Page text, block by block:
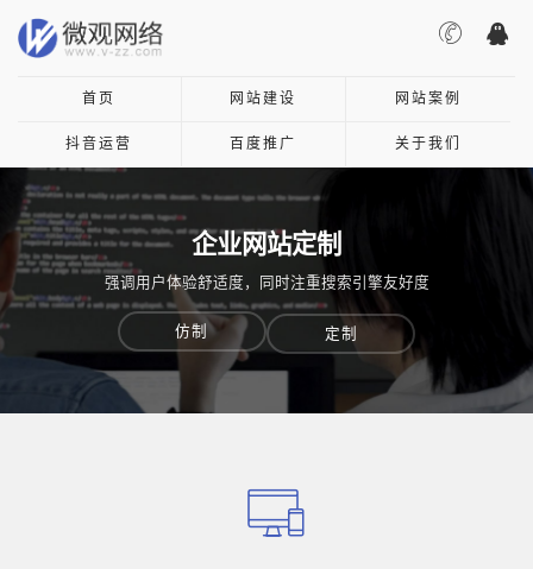
首页 网站建设 网站案例
抖音运营 百度推广 关于我们
企业网站定制
强调用户体验舒适度，同时注重搜索引擎友好度
仿制 定制